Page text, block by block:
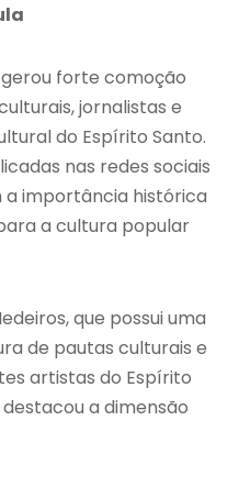
gerou forte comoção
jornalistas e
do Espírito Santo.
nas redes sociais
importância histórica
a cultura popular
, que possui uma
de pautas culturais e
artistas do Espírito
a dimensão